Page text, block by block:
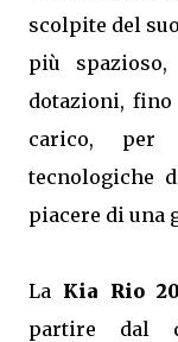
scolpite del
più
dotazioni,
carico, per
tecnologiche
piacere di una
La Kia Rio
partire dal